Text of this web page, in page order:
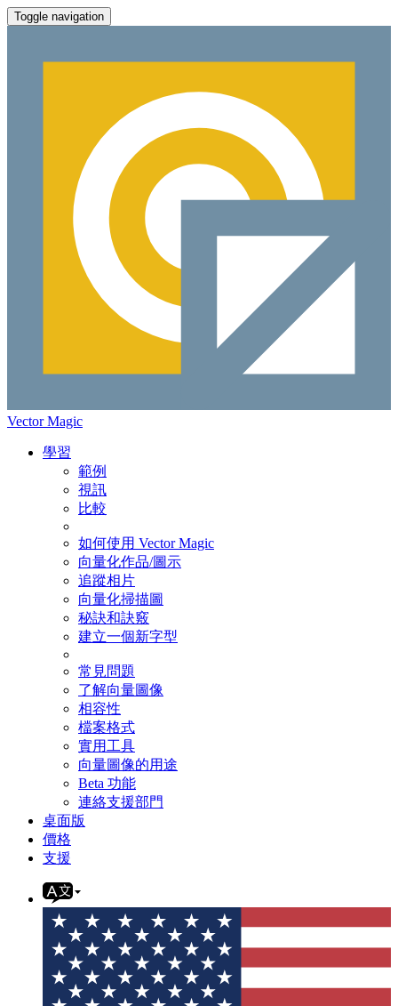
Toggle navigation
Vector Magic
學習
範例
視訊
比較
如何使用 Vector Magic
向量化作品/圖示
追蹤相片
向量化掃描圖
秘訣和訣竅
建立一個新字型
常見問題
了解向量圖像
相容性
檔案格式
實用工具
向量圖像的用途
Beta 功能
連絡支援部門
桌面版
價格
支援